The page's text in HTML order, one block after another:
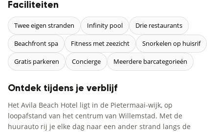
Faciliteiten
Twee eigen stranden Infinity pool Drie restaurants
Beachfront spa Fitness met zeezicht Snorkelen op huisrif
Gratis parkeren Concierge Meerdere barcategorieén
Ontdek tijdens je verblijf
Het Avila Beach Hotel ligt in de Pietermaai-wijk, op
loopafstand van het centrum van Willemstad. Met de
huurauto rij je elke dag naar een ander strand langs de